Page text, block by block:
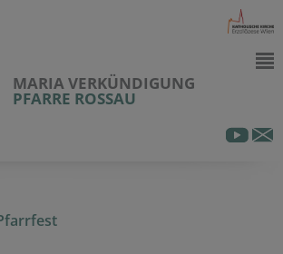
MARIA VERKÜNDIGUNG
PFARRE ROSSAU